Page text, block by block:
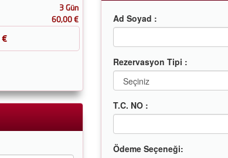
3 Gün
60,00 €
€
Ad Soyad :
Rezervasyon Tipi :
T.C. NO :
Ödeme Seçeneği: